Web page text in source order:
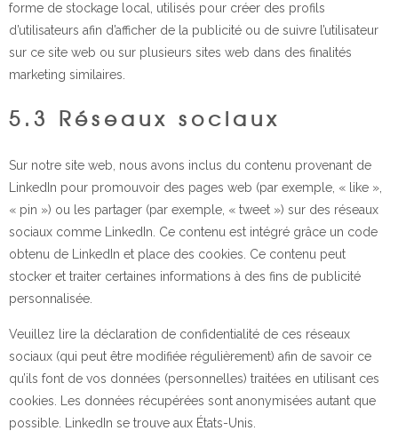
forme de stockage local, utilisés pour créer des profils
d’utilisateurs afin d’afficher de la publicité ou de suivre l’utilisateur
sur ce site web ou sur plusieurs sites web dans des finalités
marketing similaires.
5.3 Réseaux sociaux
Sur notre site web, nous avons inclus du contenu provenant de
LinkedIn pour promouvoir des pages web (par exemple, « like »,
« pin ») ou les partager (par exemple, « tweet ») sur des réseaux
sociaux comme LinkedIn. Ce contenu est intégré grâce un code
obtenu de LinkedIn et place des cookies. Ce contenu peut
stocker et traiter certaines informations à des fins de publicité
personnalisée.
Veuillez lire la déclaration de confidentialité de ces réseaux
sociaux (qui peut être modifiée régulièrement) afin de savoir ce
qu’ils font de vos données (personnelles) traitées en utilisant ces
cookies. Les données récupérées sont anonymisées autant que
possible. LinkedIn se trouve aux États-Unis.